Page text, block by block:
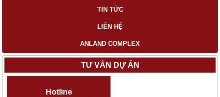
TIN TỨC
LIÊN HỆ
ANLAND COMPLEX
TƯ VẤN DỰ ÁN
Hotline